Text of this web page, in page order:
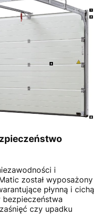
i
został wyposażony
płynną i cichą
czy upadku